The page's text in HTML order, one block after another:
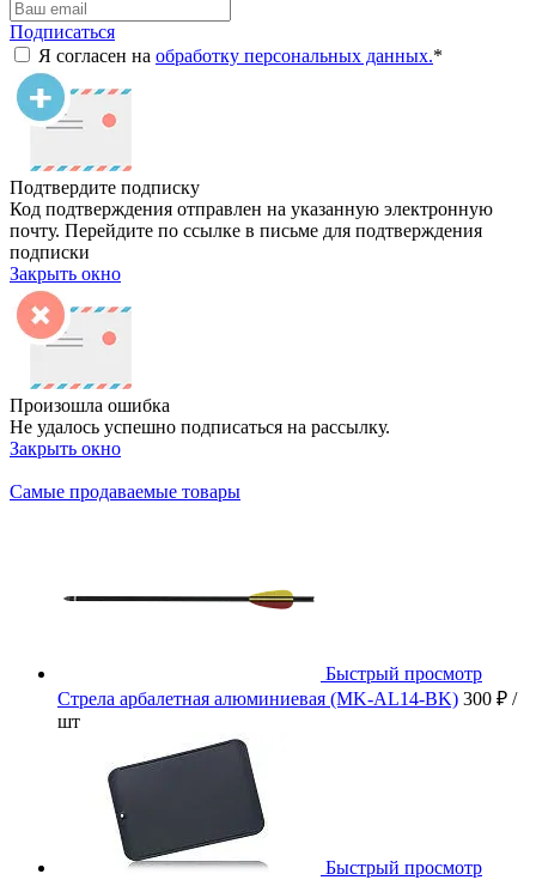
Подписаться
Я согласен на обработку персональных данных.*
Подтвердите подписку
Код подтверждения отправлен на указанную электронную
почту. Перейдите по ссылке в письме для подтверждения
подписки
Закрыть окно
Произошла ошибка
Не удалось успешно подписаться на рассылку.
Закрыть окно
Самые продаваемые товары
Быстрый просмотр
Стрела арбалетная алюминиевая (MK-AL14-BK) 300 ₽ /
шт
Быстрый просмотр